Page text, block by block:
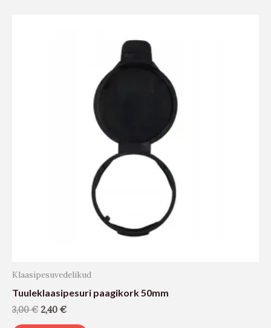
Klaasipesuvedelikud
Tuuleklaasipesuri paagikork 50mm
3,00€ 2,40 €